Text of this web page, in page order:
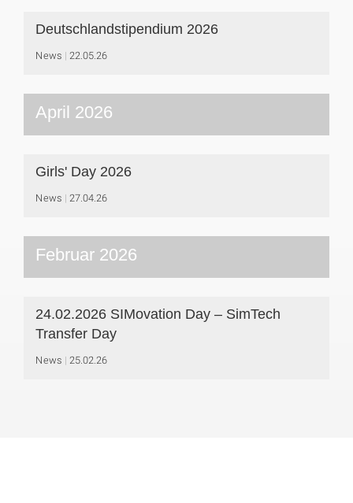
Deutschlandstipendium 2026
News 22.05.26
April 2026
Girls' Day 2026
News 27.04.26
Februar 2026
24.02.2026 SIMovation Day – SimTech
Transfer Day
News 25.02.26